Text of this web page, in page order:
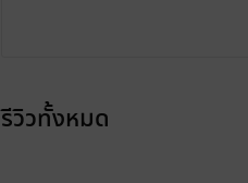
รีวิวทั้งหมด